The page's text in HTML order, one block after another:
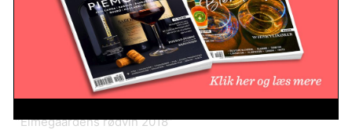
Bedste rosévin: Thorbjørn Risgaard, Neder Kjærsholm
Vingaard – ”Sweet Sixty Rosé 2016”
Bedste rødvin: Sven M. Andersen, Elmegaarden –
”Elmegaardens rødvin 2018”